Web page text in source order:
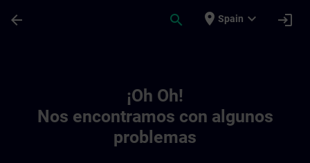
arrow_back search place Spain expand_more login
¡Oh Oh!
Nos encontramos con algunos
problemas